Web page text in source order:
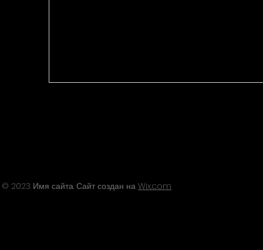
© 2023 Имя сайта. Сайт создан на Wix.com